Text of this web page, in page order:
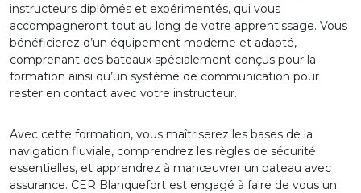
instructeurs diplômés et expérimentés, qui vous
accompagneront tout au long de votre apprentissage. Vous
bénéficierez d’un équipement moderne et adapté,
comprenant des bateaux spécialement conçus pour la
formation ainsi qu’un système de communication pour
rester en contact avec votre instructeur.
Avec cette formation, vous maîtriserez les bases de la
navigation fluviale, comprendrez les règles de sécurité
essentielles, et apprendrez à manœuvrer un bateau avec
assurance. CER Blanquefort est engagé à faire de vous un